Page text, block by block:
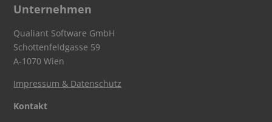
Unternehmen
Qualiant Software GmbH
Schottenfeldgasse 59
A-1070 Wien
Impressum & Datenschutz
Kontakt